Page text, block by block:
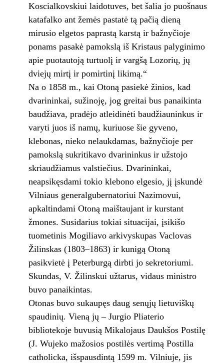
Koscialkovskiui laidotuves, bet šalia jo puošnaus
katafalko ant žemės pastatė tą pačią dieną
mirusio elgetos paprastą karstą ir bažnyčioje
ponams pasakė pamokslą iš Kristaus palyginimo
apie puotautoją turtuolį ir vargšą Lozorių, jų
dviejų mirtį ir pomirtinį likimą.“
Na o 1858 m., kai Otoną pasiekė žinios, kad
dvarininkai, sužinoję, jog greitai bus panaikinta
baudžiava, pradėjo atleidinėti baudžiauninkus ir
varyti juos iš namų, kuriuose šie gyveno,
klebonas, nieko nelaukdamas, bažnyčioje per
pamokslą sukritikavo dvarininkus ir užstojo
skriaudžiamus valstiečius. Dvarininkai,
neapsikęsdami tokio klebono elgesio, jį įskundė
Vilniaus generalgubernatoriui Nazimovui,
apkaltindami Otoną maištaujant ir kurstant
žmones. Susidarius tokiai situacijai, įsikišo
tuometinis Mogiliavo arkivyskupas Vaclovas
Žilinskas (1803–1863) ir kunigą Otoną
pasikvietė į Peterburgą dirbti jo sekretoriumi.
Skundas, V. Žilinskui užtarus, vidaus ministro
buvo panaikintas.
Otonas buvo sukaupęs daug senųjų lietuviškų
spaudinių. Vieną jų – Jurgio Pliaterio
bibliotekoje buvusią Mikalojaus Daukšos Postilę
(J. Wujeko mažosios postilės vertimą Postilla
catholicka, išspausdintą 1599 m. Vilniuje, jis